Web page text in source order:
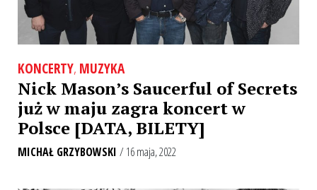
KONCERTY, MUZYKA
Nick Mason’s Saucerful of Secrets
już w maju zagra koncert w
Polsce [DATA, BILETY]
MICHAŁ GRZYBOWSKI / 16 maja, 2022